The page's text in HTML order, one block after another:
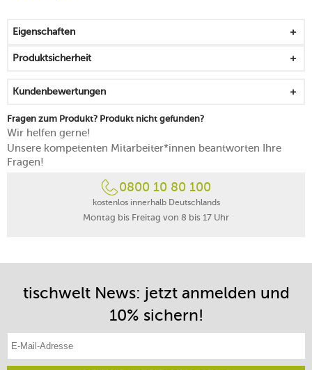
geprägt von einem zarten Purismus
spülmaschinengeeignet
Eigenschaften
Produktsicherheit
Kundenbewertungen
Fragen zum Produkt? Produkt nicht gefunden?
Wir helfen gerne!
Unsere kompetenten Mitarbeiter*innen beantworten Ihre
Fragen!
0800 10 80 100
kostenlos innerhalb Deutschlands
Montag bis Freitag von 8 bis 17 Uhr
tischwelt News: jetzt anmelden und
10% sichern!